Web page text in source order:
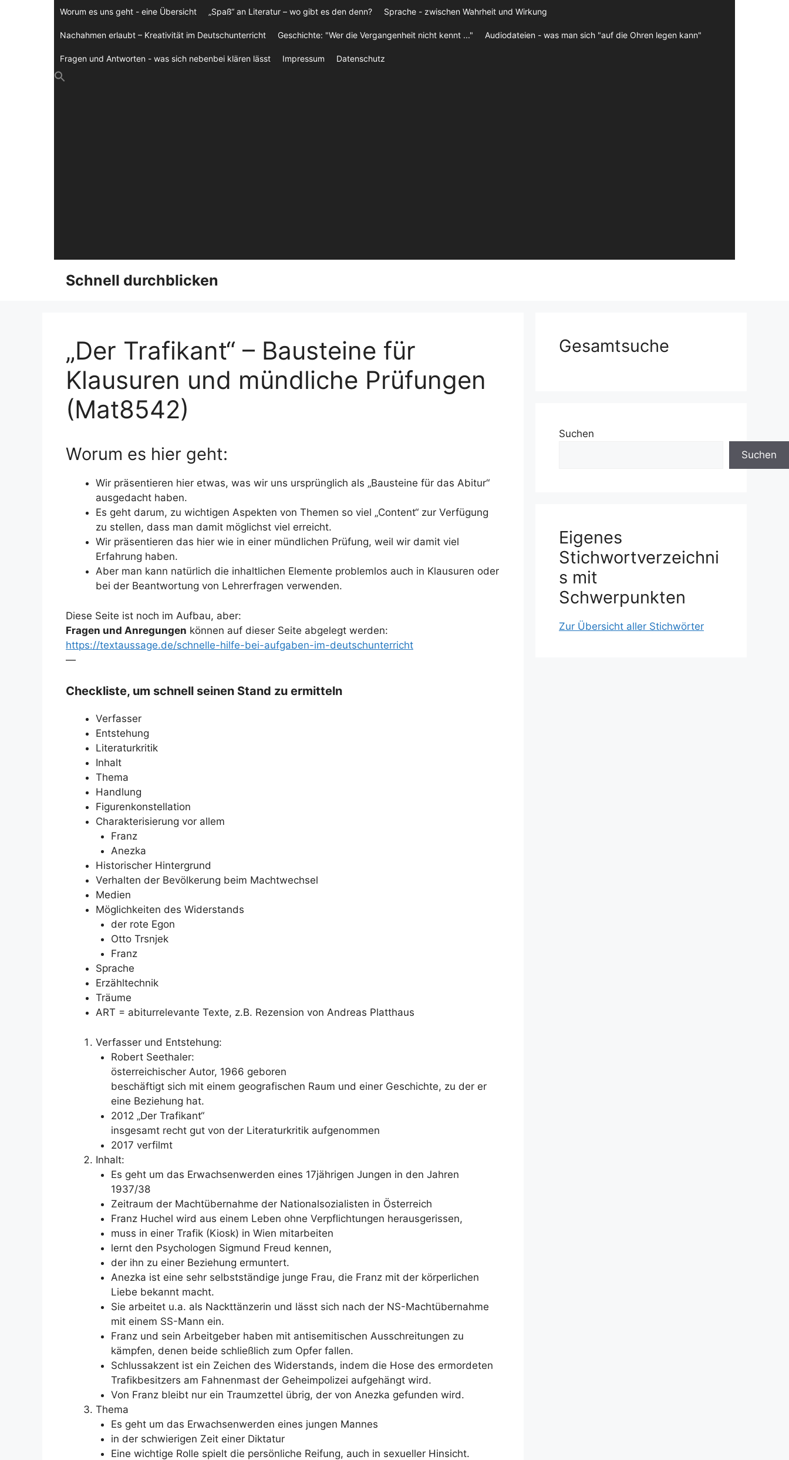
Worum es uns geht - eine Übersicht „Spaß“ an Literatur – wo gibt es den denn? Sprache - zwischen Wahrheit und Wirkung
Nachahmen erlaubt – Kreativität im Deutschunterricht Geschichte: "Wer die Vergangenheit nicht kennt ..." Audiodateien - was man sich "auf die Ohren legen kann"
Fragen und Antworten - was sich nebenbei klären lässt Impressum Datenschutz
Schnell durchblicken
„Der Trafikant“ – Bausteine für
Klausuren und mündliche Prüfungen
(Mat8542)
Worum es hier geht:
Wir präsentieren hier etwas, was wir uns ursprünglich als „Bausteine für das Abitur“
ausgedacht haben.
Es geht darum, zu wichtigen Aspekten von Themen so viel „Content“ zur Verfügung
zu stellen, dass man damit möglichst viel erreicht.
Wir präsentieren das hier wie in einer mündlichen Prüfung, weil wir damit viel
Erfahrung haben.
Aber man kann natürlich die inhaltlichen Elemente problemlos auch in Klausuren oder
bei der Beantwortung von Lehrerfragen verwenden.
Diese Seite ist noch im Aufbau, aber:
Fragen und Anregungen können auf dieser Seite abgelegt werden:
https://textaussage.de/schnelle-hilfe-bei-aufgaben-im-deutschunterricht
—
Checkliste, um schnell seinen Stand zu ermitteln
Verfasser
Entstehung
Literaturkritik
Inhalt
Thema
Handlung
Figurenkonstellation
Charakterisierung vor allem
Franz
Anezka
Historischer Hintergrund
Verhalten der Bevölkerung beim Machtwechsel
Medien
Möglichkeiten des Widerstands
der rote Egon
Otto Trsnjek
Franz
Sprache
Erzähltechnik
Träume
ART = abiturrelevante Texte, z.B. Rezension von Andreas Platthaus
Verfasser und Entstehung:
Robert Seethaler:
österreichischer Autor, 1966 geboren
beschäftigt sich mit einem geografischen Raum und einer Geschichte, zu der er
eine Beziehung hat.
2012 „Der Trafikant“
insgesamt recht gut von der Literaturkritik aufgenommen
2017 verfilmt
Inhalt:
Es geht um das Erwachsenwerden eines 17jährigen Jungen in den Jahren
1937/38
Zeitraum der Machtübernahme der Nationalsozialisten in Österreich
Franz Huchel wird aus einem Leben ohne Verpflichtungen herausgerissen,
muss in einer Trafik (Kiosk) in Wien mitarbeiten
lernt den Psychologen Sigmund Freud kennen,
der ihn zu einer Beziehung ermuntert.
Anezka ist eine sehr selbstständige junge Frau, die Franz mit der körperlichen
Liebe bekannt macht.
Sie arbeitet u.a. als Nackttänzerin und lässt sich nach der NS-Machtübernahme
mit einem SS-Mann ein.
Franz und sein Arbeitgeber haben mit antisemitischen Ausschreitungen zu
kämpfen, denen beide schließlich zum Opfer fallen.
Schlussakzent ist ein Zeichen des Widerstands, indem die Hose des ermordeten
Trafikbesitzers am Fahnenmast der Geheimpolizei aufgehängt wird.
Von Franz bleibt nur ein Traumzettel übrig, der von Anezka gefunden wird.
Thema
Es geht um das Erwachsenwerden eines jungen Mannes
in der schwierigen Zeit einer Diktatur
Eine wichtige Rolle spielt die persönliche Reifung, auch in sexueller Hinsicht.
Gesamtsuche
Suchen
Suchen
Eigenes
Stichwortverzeichni
s mit
Schwerpunkten
Zur Übersicht aller Stichwörter